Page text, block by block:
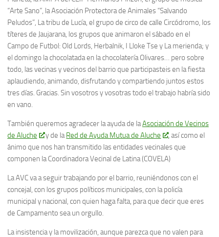
“Arte Sano”, la Asociación Protectora de Animales “Salvando
Peludos”, La tribu de Lucía, el grupo de circo de calle Circódromo, los
títeres de Jaujarana, los grupos que animaron el sábado en el
Campo de Futbol: Old Lords, Herbalnik, I Lloke Tse y La merienda; y
el domingo la chocolatada en la chocolatería Olivares… pero sobre
todo, las vecinas y vecinos del barrio que participasteis en la fiesta
aplaudiendo, animando, disfrutando y compartiendo juntos estos
tres días. Gracias. Sin vosotros y vosotras todo el trabajo habría sido
en vano.
También queremos agradecer la ayuda de laAsociación de Vecinos
de Aluche
y de laRed de Ayuda Mutua de Aluche
, así como el
ánimo que nos han transmitido las entidades vecinales que
componen la Coordinadora Vecinal de Latina (COVELA)
La AVC va a seguir trabajando por el barrio, reuniéndonos con el
concejal, con los grupos políticos municipales, con la policía
municipal y nacional, con quien haga falta, para que decir que eres
de Campamento sea un orgullo.
La insistencia y la movilización, aunque parezca que no valen para